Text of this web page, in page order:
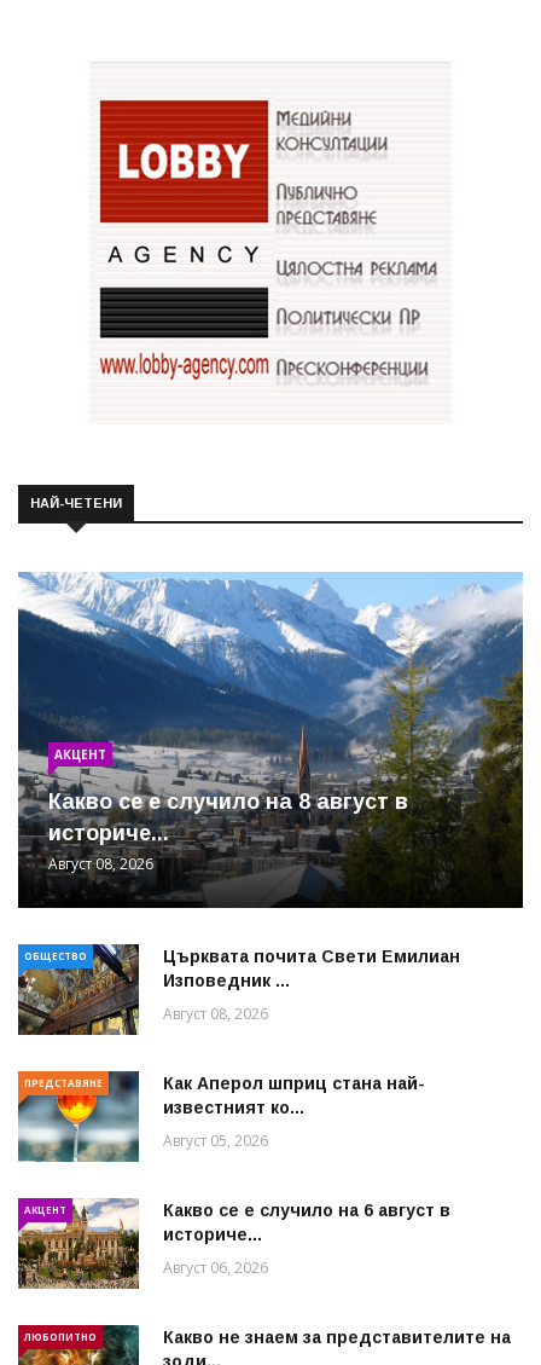
НАЙ-ЧЕТЕНИ
АКЦЕНТ
Какво се е случило на 8 август в
историче...
Август 08, 2026
ОБЩЕСТВО
Църквата почита Свeти Емилиан
Изповедник ...
Август 08, 2026
ПРЕДСТАВЯНЕ
Как Аперол шприц стана най-
известният ко...
Август 05, 2026
АКЦЕНТ
Какво се е случило на 6 август в
историче...
Август 06, 2026
ЛЮБОПИТНО
Какво не знаем за представителите на
зоди...